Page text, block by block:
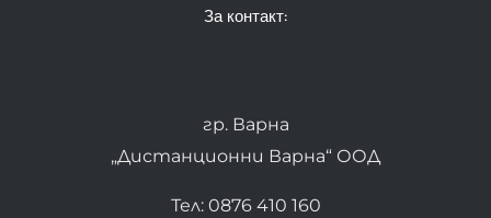
За контакт:
гр. Варна
„Дистанционни Варна“ ООД
Тел: 0876 410 160